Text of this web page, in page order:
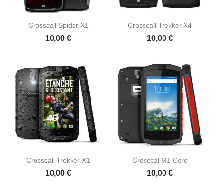
Crosscall Spider X1
10,00 €
Crosscall Trekker X4
10,00 €
Crosscall Trekker X1
10,00 €
Crosccal M1 Core
10,00 €